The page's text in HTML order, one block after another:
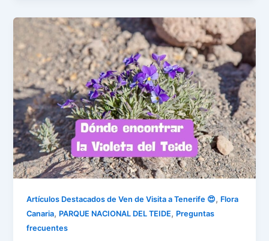
Artículos Destacados de Ven de Visita a Tenerife 😍, Flora
Canaria, PARQUE NACIONAL DEL TEIDE, Preguntas
frecuentes